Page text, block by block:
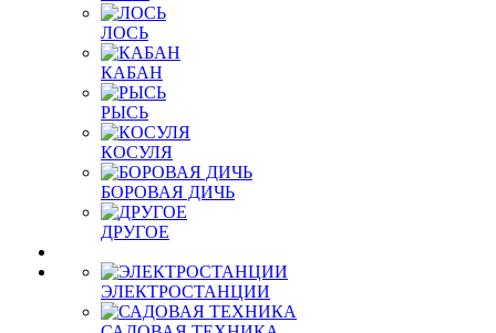
ЛОСЬ
КАБАН
РЫСЬ
КОСУЛЯ
БОРОВАЯ ДИЧЬ
ДРУГОЕ
ЭЛЕКТРОСТАНЦИИ